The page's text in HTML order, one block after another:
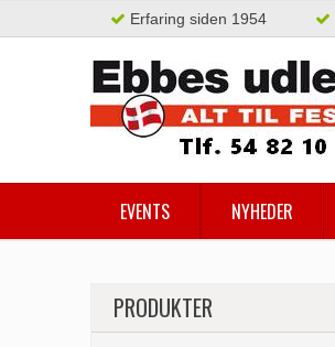
Erfaring siden 1954
EVENTS NYHEDER
PRODUKTER